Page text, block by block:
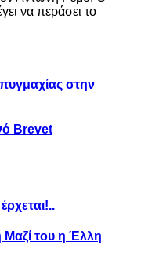
να περάσει το
στην
Brevet
του η Έλλη